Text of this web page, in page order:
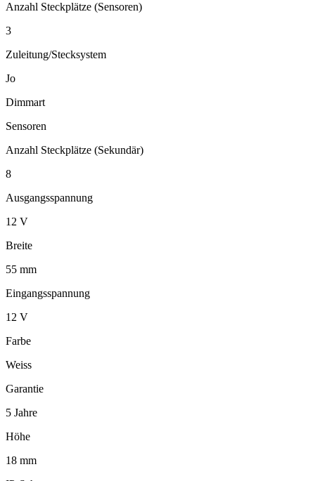
Anzahl Steckplätze (Sensoren)
3
Zuleitung/Stecksystem
Jo
Dimmart
Sensoren
Anzahl Steckplätze (Sekundär)
8
Ausgangsspannung
12 V
Breite
55 mm
Eingangsspannung
12 V
Farbe
Weiss
Garantie
5 Jahre
Höhe
18 mm